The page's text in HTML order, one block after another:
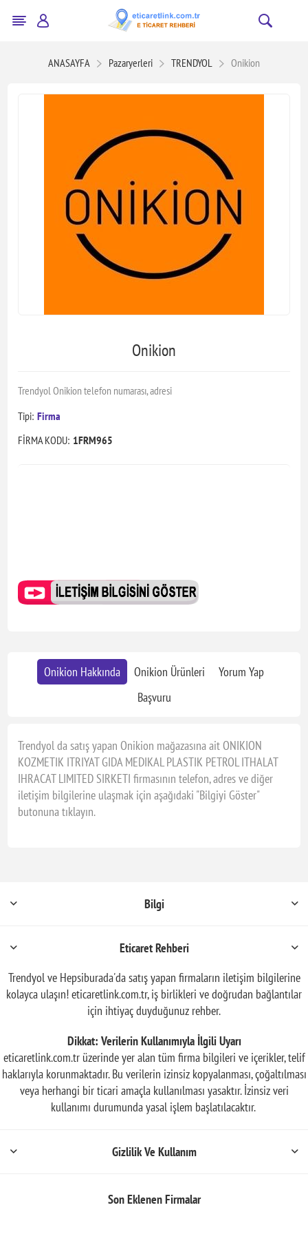
ANASAYFA Pazaryerleri TRENDYOL Onikion
Onikion
Trendyol Onikion telefon numarası, adresi
Tipi: Firma
FİRMA KODU: 1FRM965
Onikion Hakkında Onikion Ürünleri
Yorum Yap
Başvuru
Trendyol da satış yapan Onikion mağazasına ait ONIKION
KOZMETIK ITRIYAT GIDA MEDIKAL PLASTIK PETROL ITHALAT
IHRACAT LIMITED SIRKETI firmasının telefon, adres ve diğer
iletişim bilgilerine ulaşmak için aşağıdaki "Bilgiyi Göster"
butonuna tıklayın.
Bilgi
Eticaret Rehberi
Trendyol ve Hepsiburada'da satış yapan firmaların iletişim bilgilerine
kolayca ulaşın! eticaretlink.com.tr, iş birlikleri ve doğrudan bağlantılar
için ihtiyaç duyduğunuz rehber.
Dikkat: Verilerin Kullanımıyla İlgili Uyarı
eticaretlink.com.tr üzerinde yer alan tüm firma bilgileri ve içerikler, telif
haklarıyla korunmaktadır. Bu verilerin izinsiz kopyalanması, çoğaltılması
veya herhangi bir ticari amaçla kullanılması yasaktır. İzinsiz veri
kullanımı durumunda yasal işlem başlatılacaktır.
Gizlilik Ve Kullanım
Son Eklenen Firmalar